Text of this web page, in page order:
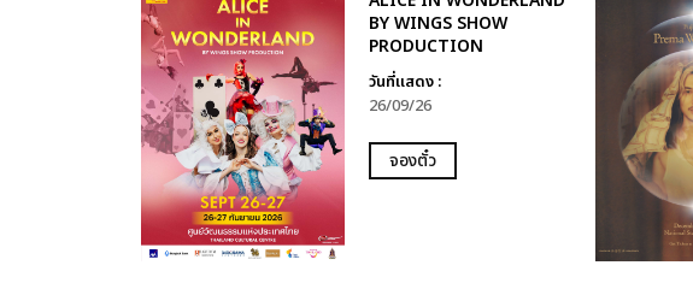
BY WINGS SHOW
PRODUCTION
วันที่แสดง :
26/09/26
จองตั๋ว